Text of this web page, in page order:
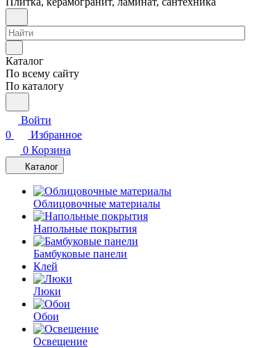
Каталог
По всему сайту
По каталогу
Войти
0
Избранное
0 Корзина
Каталог
Облицовочные материалы
Напольные покрытия
Бамбуковые панели
Клей
Люки
Обои
Освещение